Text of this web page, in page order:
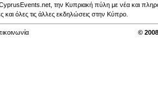
την Κυπριακή πύλη με νέα και
και όλες τις άλλες εκδηλώσεις στην Κύπρο.
©